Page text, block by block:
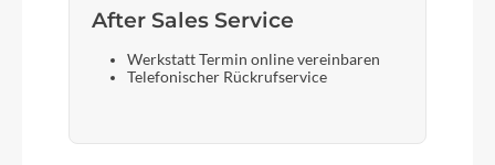
After Sales Service
Werkstatt Termin online vereinbaren
Telefonischer Rückrufservice